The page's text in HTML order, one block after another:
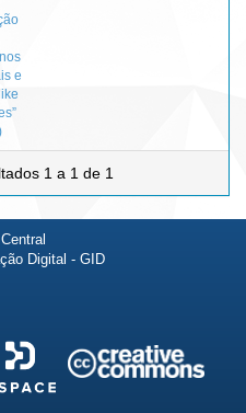
e
1 a 1 de 1
Digital - GID